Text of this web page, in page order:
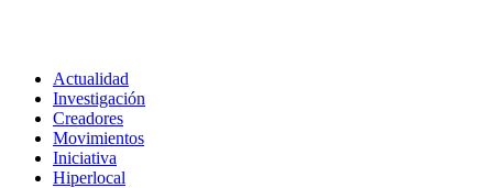
Actualidad
Investigación
Creadores
Movimientos
Iniciativa
Hiperlocal